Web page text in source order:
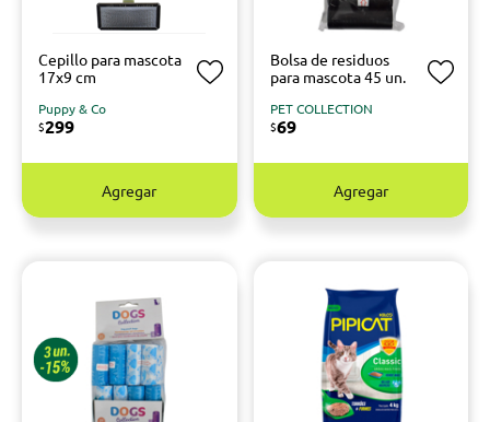
Cepillo para mascota
17x9 cm
Puppy & Co
$299
Agregar
Bolsa de residuos
para mascota 45 un.
PET COLLECTION
$69
Agregar